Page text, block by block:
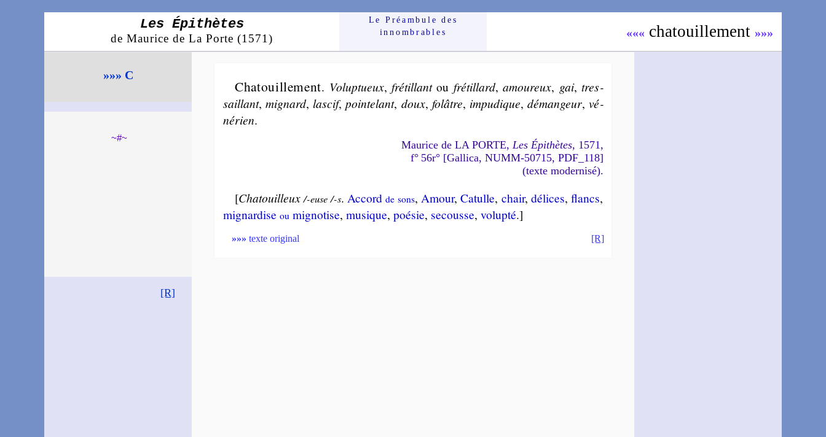
Les Épithètes
de Maurice de La Porte (1571)
Le Préam­bule des
innom­brables
««« cha­touil­le­ment »»»
»»» C
~#~
[R]
Chatouil­le­ment. Vo­lup­tueux,fré­til­lantou fré­til­lard,amou­reux, gai,tres­
sail­lant, mi­gnard,las­cif,poin­te­lant, doux, fo­lâtre, im­pu­dique,dé­man­geur,vé­
né­rien.
Maurice de LA PORTE,Les Épithètes, 1571,
f° 56r° [Gallica, NUMM-50715, PDF_118]
(texte modernisé).
[Chatouilleux /-euse /-s.Accordde sons,Amour,Ca­tulle, chair,dé­lices,flancs,
mi­gnar­dise oumi­gno­tise, mu­sique, poé­sie, se­cousse, vo­lup­té.]
»»» texte original [R]